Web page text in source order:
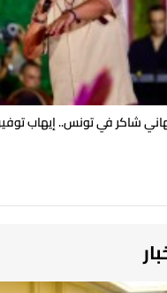
شاكر في تونس.. إيهاب